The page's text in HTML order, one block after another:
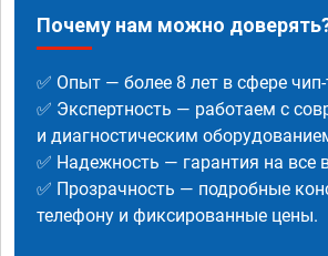
Почему нам можно
✅ Опыт — более 8 лет в сфере
✅ Экспертность — работаем с
и диагностическим
✅ Надежность — гарантия на все
✅ Прозрачность — подробные
телефону и фиксированные цены.